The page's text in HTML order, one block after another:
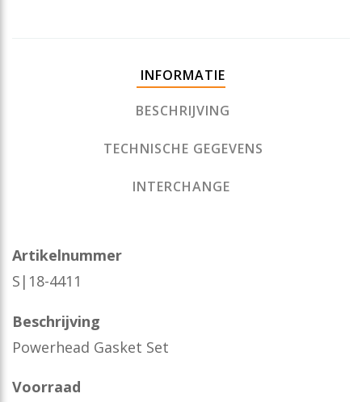
INFORMATIE
BESCHRIJVING
TECHNISCHE GEGEVENS
INTERCHANGE
Artikelnummer
S|18-4411
Beschrijving
Powerhead Gasket Set
Voorraad